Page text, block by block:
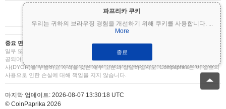
파프리카 쿠키
우리는 귀하의 브라우징 경험을 개선하기 위해 쿠키를 사용합니다. ...
More
종료
사용 약관
중요 면책 조항:
암호화폐는 변동성이 매우 높으며 상당한 위험을 수반합니다. 투자금의
일부 또는 전부를 잃을 수 있습니다. Coinpaprika의 모든 정보는 정보 제공 목적으로만 제
공되며 재무 또는 투자 조언을 구성하지 않습니다. 투자 결정을 내리기 전에 항상 직접 조
사(DYOR)를 수행하고 자격을 갖춘 재무 고문과 상담하십시오. Coinpaprika는 이 정보의
사용으로 인한 손실에 대해 책임을 지지 않습니다.
마지막 업데이트: 2026-08-07 13:30:18 UTC
© CoinPaprika 2026